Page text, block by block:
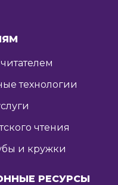
технологии
чтения
и кружки
РЕСУРСЫ